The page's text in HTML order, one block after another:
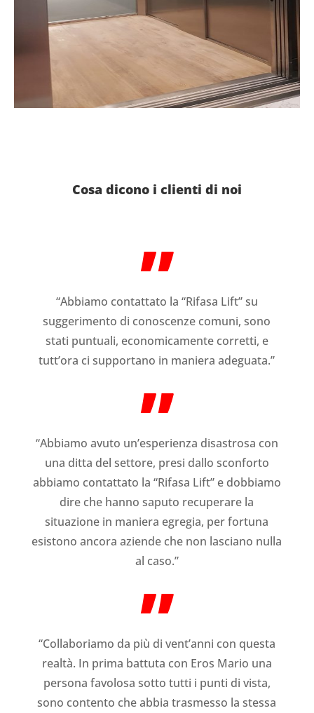
Cosa dicono i clienti di noi
”
“Abbiamo contattato la “Rifasa Lift” su
suggerimento di conoscenze comuni, sono
stati puntuali, economicamente corretti, e
tutt’ora ci supportano in maniera adeguata.”
”
“Abbiamo avuto un’esperienza disastrosa con
una ditta del settore, presi dallo sconforto
abbiamo contattato la “Rifasa Lift” e dobbiamo
dire che hanno saputo recuperare la
situazione in maniera egregia, per fortuna
esistono ancora aziende che non lasciano nulla
al caso.”
”
“Collaboriamo da più di vent’anni con questa
realtà. In prima battuta con Eros Mario una
persona favolosa sotto tutti i punti di vista,
sono contento che abbia trasmesso la stessa